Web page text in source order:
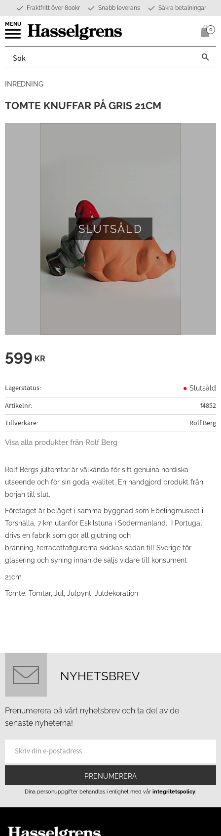
Meny
Fraktfritt över 800kr Snabb leverans Säkra betalningar
0
INREDNING
TOMTE KNUFFAR PÅ GRIS 21CM
SLUTSÅLD
599 KR
Lagerstatus Slutsåld
Artikelnr
f4852
Tillverkare
Rolf Berg
Visa alla produkter från Rolf Berg
Rolf Bergs jultomtar är välkända för sitt genuina nordiska
utseende och för sin goda kvalitet. En handgjord produkt från
början till slut.
Företaget är beläget i samma byggnad som Ebelingmuseet i
Torshälla, 7 km utanför Eskilstuna i Södermanland. I Portugal
drivs en fabrik som gör all gjutning och
bränning, terracottafigurerna skickas sedan till Sverige för
glasering och syning innan de säljs vidare till konsument
21cm
Tomte, Tomtar, Jul, Julpynt, Juldekoration
NYHETSBREV
Prenumerera på vårt nyhetsbrev och ta del av de
senaste nyheterna!
PRENUMERERA
Dina personuppgifter behandlas i enlighet med vår integritetspolicy.